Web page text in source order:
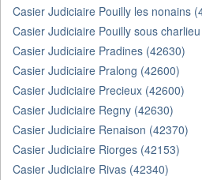
Casier Judiciaire Pouilly les nonains
Casier Judiciaire Pouilly sous
Casier Judiciaire Pradines (42630)
Casier Judiciaire Pralong (42600)
Casier Judiciaire Precieux (42600)
Casier Judiciaire Regny (42630)
Casier Judiciaire Renaison (42370)
Casier Judiciaire Riorges (42153)
Casier Judiciaire Rivas (42340)